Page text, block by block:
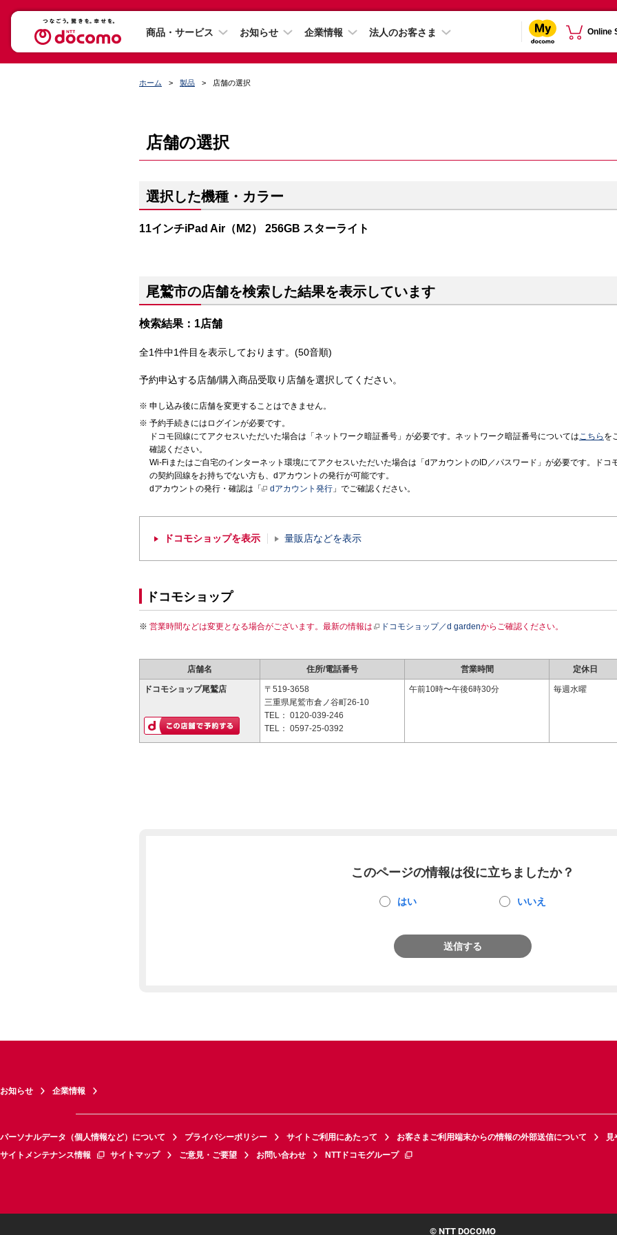
商品・サービス お知らせ 企業情報 法人のお客さま Online
ホーム 製品 店舗の選択
店舗の選択
選択した機種・カラー
11インチiPad Air（M2） 256GB スターライト
尾鷲市の店舗を検索した結果を表示しています
検索結果：1店舗
全1件中1件目を表示しております。(50音順)
予約申込する店舗/購入商品受取り店舗を選択してください。
申し込み後に店舗を変更することはできません。
予約手続きにはログインが必要です。
ドコモ回線にてアクセスいただいた場合は「ネットワーク暗証番号」が必要です。ネットワーク暗証番号についてはこちら を
確認ください。
Wi-Fiまたはご自宅のインターネット環境にてアクセスいただいた場合は「dアカウントのID／パスワード」が必要です。ドコ
の契約回線をお持ちでない方も、dアカウントの発行が可能です。
dアカウントの発行・確認は「
dアカウント発行 」でご確認ください。
ドコモショップを表示 量販店などを表示
ドコモショップ
営業時間などは変更となる場合がございます。最新の情報は ドコモショップ／d gardenからご確認ください。
店舗名 住所/電話番号 営業時間 定休日
ドコモショップ尾鷲店
〒519-3658
三重県尾鷲市倉ノ谷町26-10
TEL： 0120-039-246
TEL： 0597-25-0392
午前10時〜午後6時30分 毎週水曜
このページの情報は役に立ちましたか？
はい いいえ
送信する
お知らせ 企業情報
パーソナルデータ（個人情報など）について プライバシーポリシー サイトご利用にあたって お客さまご利用端末からの情報の外部送信について
見
サイトメンテナンス情報
サイトマップ ご意見・ご要望 お問い合わせ NTTドコモグループ
© NTT DOCOMO